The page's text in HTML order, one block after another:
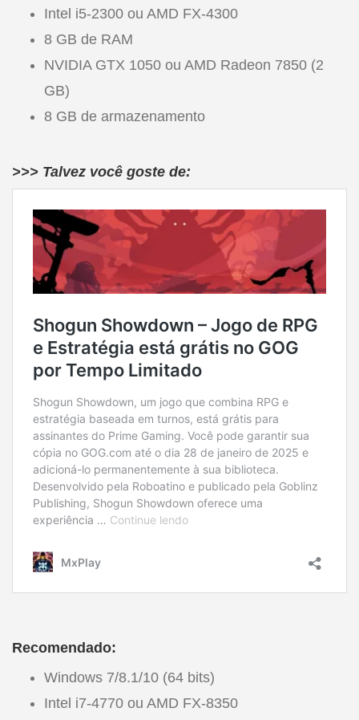
Intel i5-2300 ou AMD FX-4300
8 GB de RAM
NVIDIA GTX 1050 ou AMD Radeon 7850 (2
GB)
8 GB de armazenamento
>>> Talvez você goste de:
Recomendado:
Windows 7/8.1/10 (64 bits)
Intel i7-4770 ou AMD FX-8350